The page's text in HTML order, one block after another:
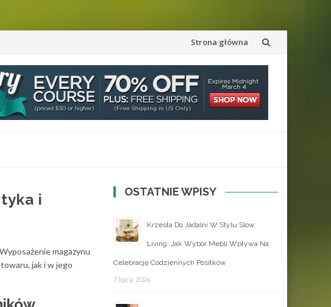
Przejdź
do
treści
Strona główna
i
magazynu
jak i w jego
OSTATNIE WPISY
Krzesła Do Jadalni W Stylu Slow
Living: Jak Wybór Mebli Wpływa Na
Celebrację Codziennych Posiłków
7 lipca, 2026